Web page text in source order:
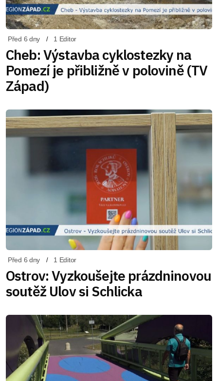
Před 6 dny 1 Editor
Cheb: Výstavba cyklostezky na
Pomezí je přibližně v polovině (TV
Západ)
Před 6 dny 1 Editor
Ostrov: Vyzkoušejte prázdninovou
soutěž Ulov si Schlicka